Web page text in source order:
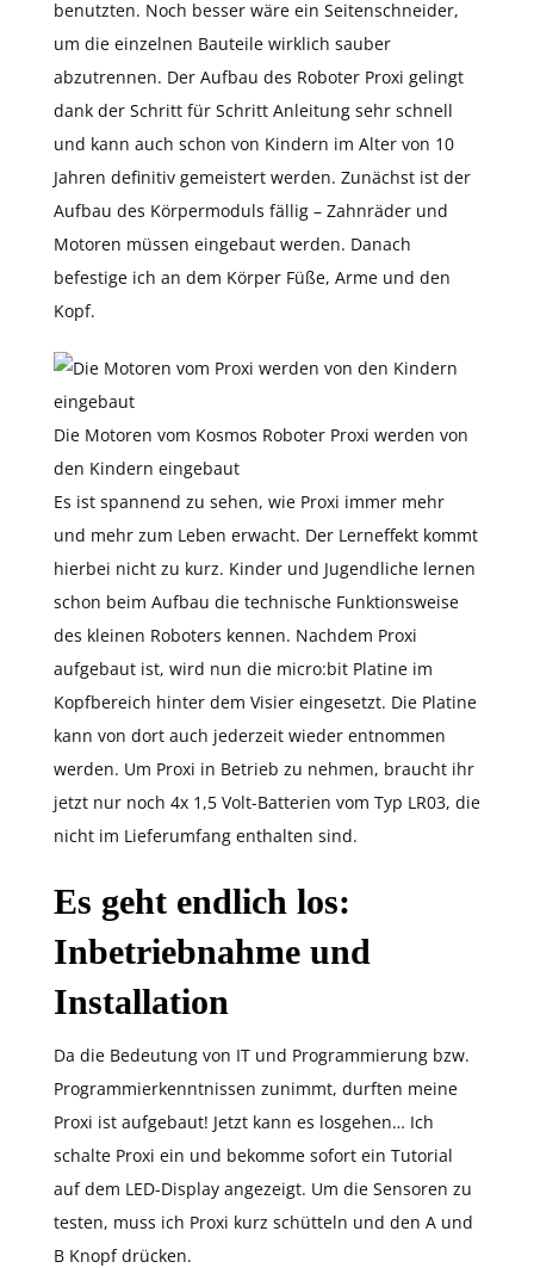
benutzten. Noch besser wäre ein Seitenschneider,
um die einzelnen Bauteile wirklich sauber
abzutrennen. Der Aufbau des Roboter Proxi gelingt
dank der Schritt für Schritt Anleitung sehr schnell
und kann auch schon von Kindern im Alter von 10
Jahren definitiv gemeistert werden. Zunächst ist der
Aufbau des Körpermoduls fällig – Zahnräder und
Motoren müssen eingebaut werden. Danach
befestige ich an dem Körper Füße, Arme und den
Kopf.
Die Motoren vom Kosmos Roboter Proxi werden von
den Kindern eingebaut
Es ist spannend zu sehen, wie Proxi immer mehr
und mehr zum Leben erwacht. Der Lerneffekt kommt
hierbei nicht zu kurz. Kinder und Jugendliche lernen
schon beim Aufbau die technische Funktionsweise
des kleinen Roboters kennen. Nachdem Proxi
aufgebaut ist, wird nun die micro:bit Platine im
Kopfbereich hinter dem Visier eingesetzt. Die Platine
kann von dort auch jederzeit wieder entnommen
werden. Um Proxi in Betrieb zu nehmen, braucht ihr
jetzt nur noch 4x 1,5 Volt-Batterien vom Typ LR03, die
nicht im Lieferumfang enthalten sind.
Es geht endlich los:
Inbetriebnahme und
Installation
Da die Bedeutung von IT und Programmierung bzw.
Programmierkenntnissen zunimmt, durften meine
Proxi ist aufgebaut! Jetzt kann es losgehen… Ich
schalte Proxi ein und bekomme sofort ein Tutorial
auf dem LED-Display angezeigt. Um die Sensoren zu
testen, muss ich Proxi kurz schütteln und den A und
B Knopf drücken.